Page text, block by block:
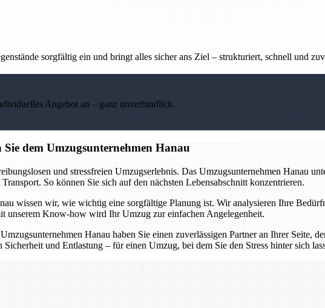
sorgfältig ein und bringt alles sicher ans Ziel – strukturiert, schnell und
Angebot an – ganz unverbindlich.
dem Umzugsunternehmen Hanau
und stressfreien Umzugserlebnis. Das Umzugsunternehmen Hanau
So können Sie sich auf den nächsten Lebensabschnitt konzentrieren.
wissen wir, wie wichtig eine sorgfältige Planung ist. Wir analysieren Ihre
unserem Know-how wird Ihr Umzug zur einfachen Angelegenheit.
Hanau haben Sie einen zuverlässigen Partner an Ihrer Seite,
und Entlastung – für einen Umzug, bei dem Sie den Stress hinter sich